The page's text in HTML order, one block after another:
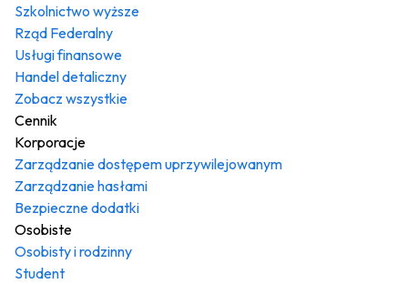
Szkolnictwo wyższe
Rząd Federalny
Usługi finansowe
Handel detaliczny
Zobacz wszystkie
Cennik
Korporacje
Zarządzanie dostępem uprzywilejowanym
Zarządzanie hasłami
Bezpieczne dodatki
Osobiste
Osobisty i rodzinny
Student